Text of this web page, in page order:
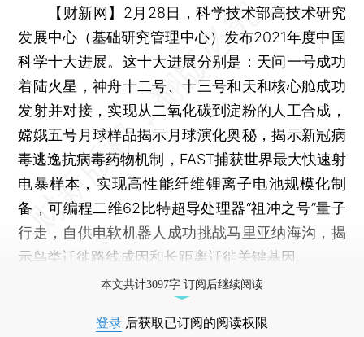
【财新网】 2月28日，科学技术部高技术研究
发展中心（基础研究管理中心）发布2021年度中国
科学十大进展。这十大进展分别是：天问一号成功
着陆火星，神舟十二号、十三号和天和核心舱成功
发射并对接，实现从二氧化碳到淀粉的人工合成，
嫦娥五号月球样品揭示月球演化奥秘，揭示新冠病
毒逃逸抗病毒药物机制，FAST捕获世界最大快速射
电暴样本，实现高性能纤维锂离子电池规模化制
备，可编程二维62比特超导处理器“祖冲之号”量子
行走，自供电软机器人成功挑战马里亚纳海沟，揭
示鸟类迁徙路线成因和长距离迁徙关键基因。
本文共计3097字 订阅后继续阅读
登录 后获取已订阅的阅读权限